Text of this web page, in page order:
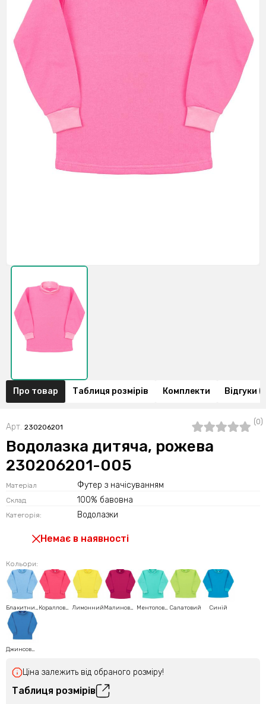
Про товар Таблиця розмірів Комплекти Відгуки
Арт. 230206201
(0)
Водолазка дитяча, рожева
230206201-005
Матеріал Футер з начісуванням
Склад 100% бавовна
Категорія: Водолазки
Немає в наявності
Кольори:
Блакитний Коралловий Лимонний Малиновий Ментоловий Салатовий Синій
Джинсовий
Ціна залежить від обраного розміру!
Таблиця розмірів